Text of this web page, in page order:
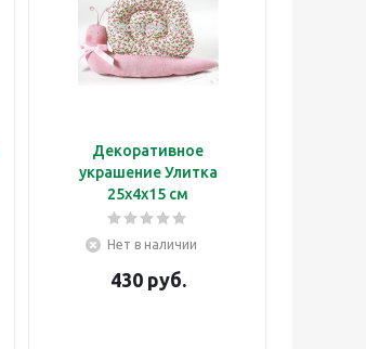
Декоративное
украшение Улитка
25х4х15 см
Нет в наличии
430руб.